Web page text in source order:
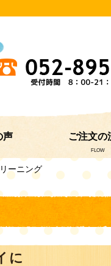
声 ご注文の
FLOW
ーニング
に